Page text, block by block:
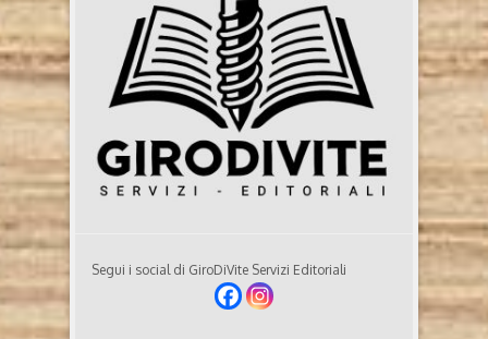
Back Home di Leonardo Araneo (2022, Bertoni
Editore) Chi è Leonardo Araneo Già noto nell’ambito
televisivo e cinematografico per aver curato la regia
di documentari e lungometraggi nasce a Vinci, il
paese del celeberrimo Leonardo nel 1980. Dopo la
maturità classica si laurea con Lode all’università di
Bologna con una tesi sulla Storia del cinema ..
Segui i social di GiroDiVite Servizi Editoriali